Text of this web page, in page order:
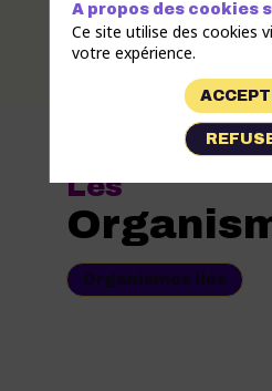
Les
Organismes liés
A propos des cookies
Ce site utilise des cookies
votre expérience.